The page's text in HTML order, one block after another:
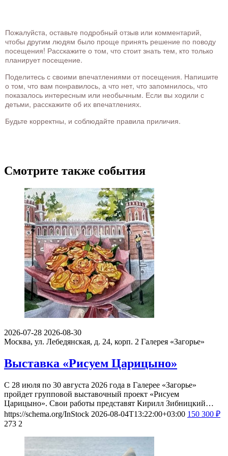
Пожалуйста, оставьте подробный отзыв или комментарий,
чтобы другим людям было проще принять решение по поводу
посещения! Расскажите о том, что стоит знать тем, кто только
планирует посещение.
Поделитесь с своими впечатлениями от посещения. Напишите
о том, что вам понравилось, а что нет, что запомнилось, что
показалось интересным или необычным. Если вы ходили с
детьми, расскажите об их впечатлениях.
Будьте корректны, и соблюдайте правила приличия.
Смотрите также события
2026-07-28 2026-08-30
Москва, ул. Лебедянская, д. 24, корп. 2 Галерея «Загорье»
Выставка «Рисуем Царицыно»
С 28 июля по 30 августа 2026 года в Галерее «Загорье»
пройдет групповой выставочный проект «Рисуем
Царицыно». Свои работы представят Кирилл Зибницкий…
https://schema.org/InStock 2026-08-04T13:22:00+03:00 150 300 ₽
273 2